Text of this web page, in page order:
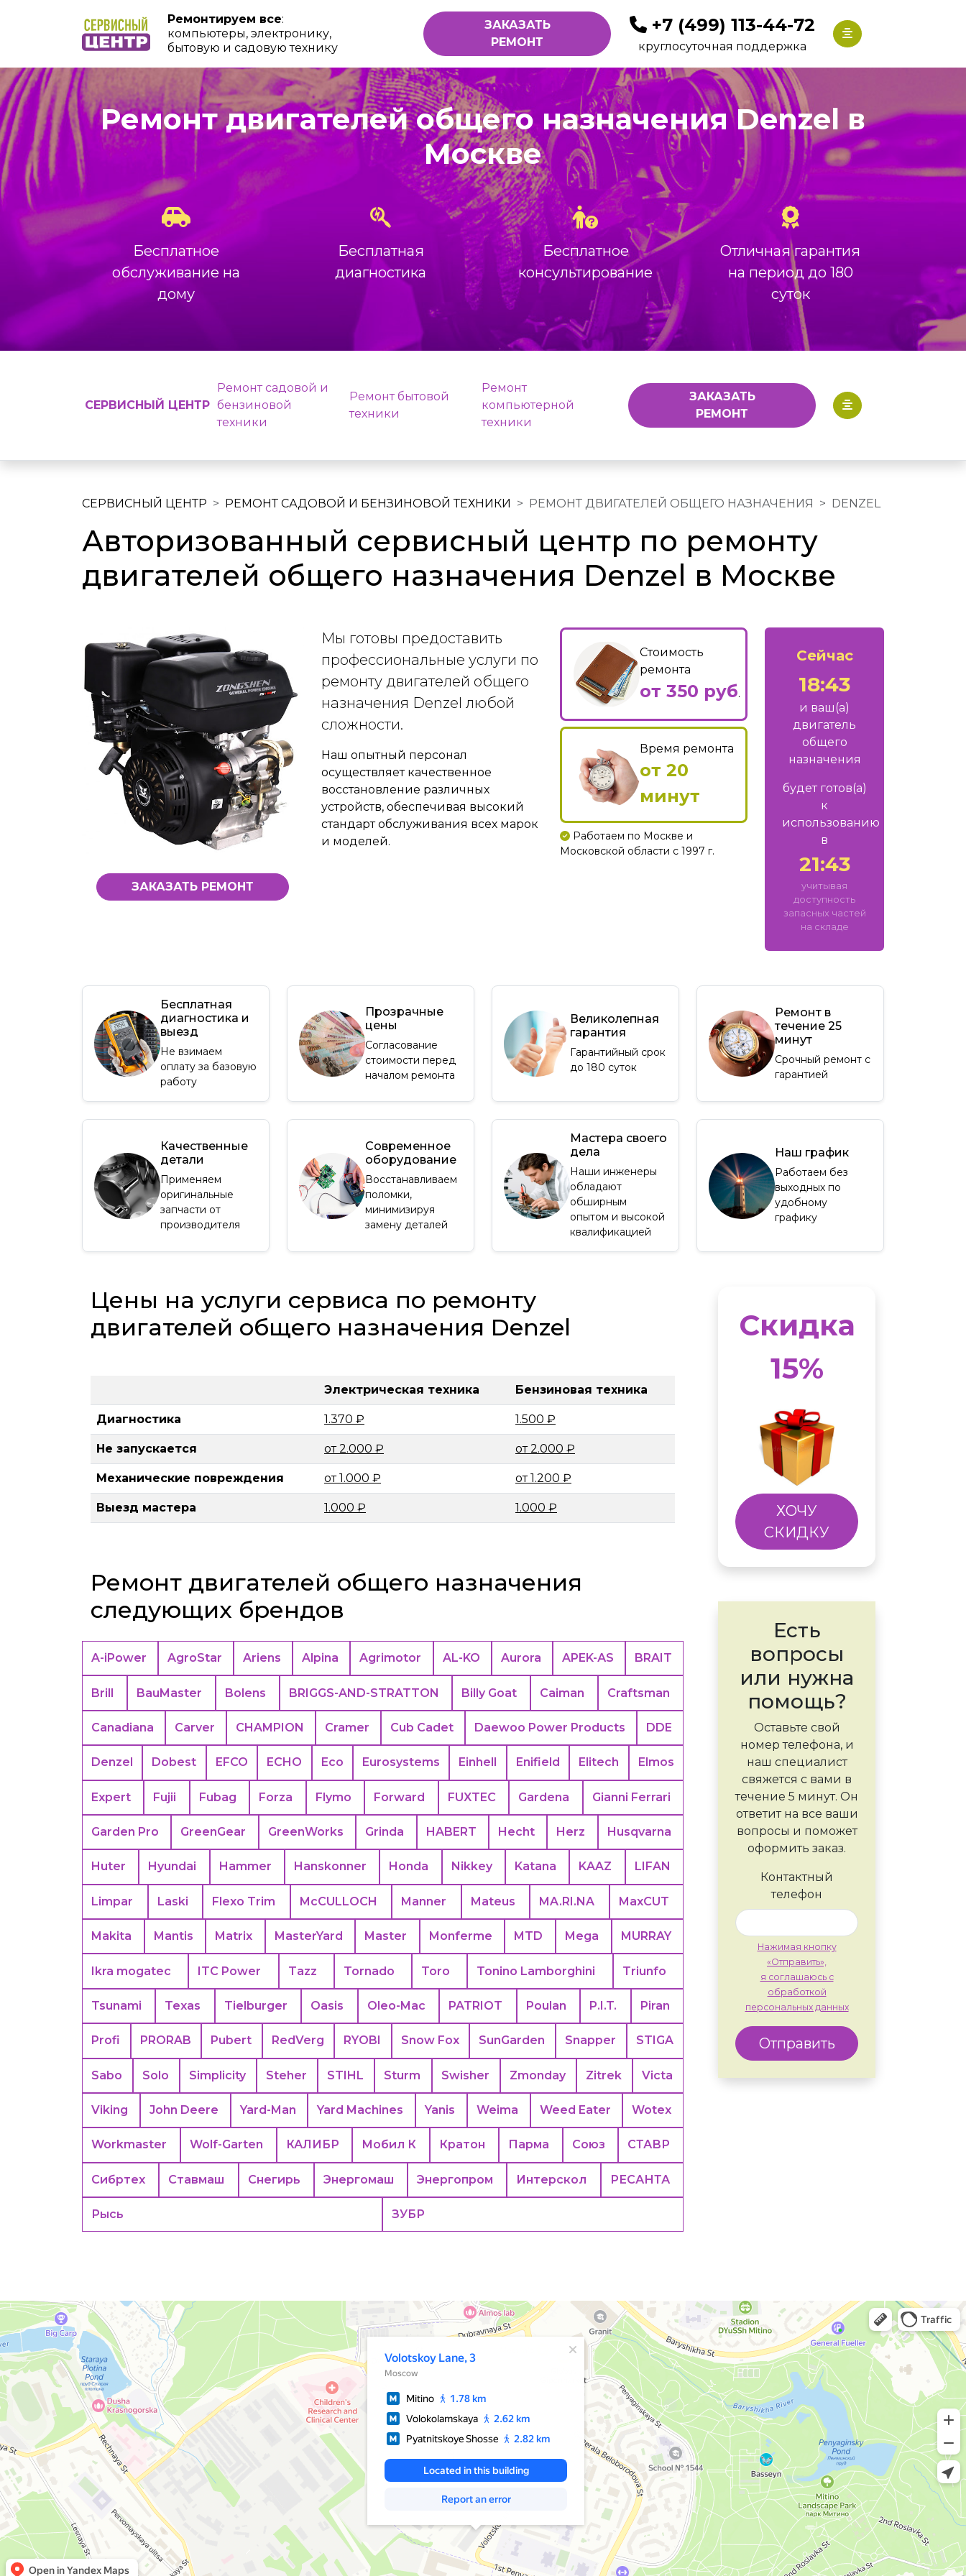
Ремонтируем все:
компьютеры, электронику,
бытовую и садовую технику
ЗАКАЗАТЬ
РЕМОНТ
+7 (499) 113-44-72
круглосуточная поддержка
Ремонт двигателей общего назначения Denzel в
Москве
Бесплатное
обслуживание на
дому
Бесплатная
диагностика
Бесплатное
консультирование
Отличная гарантия
на период до 180
суток
СЕРВИСНЫЙ ЦЕНТР
Ремонт садовой и
бензиновой
техники
Ремонт бытовой
техники
Ремонт
компьютерной
техники
ЗАКАЗАТЬ
РЕМОНТ
СЕРВИСНЫЙ ЦЕНТР РЕМОНТ САДОВОЙ И БЕНЗИНОВОЙ ТЕХНИКИ РЕМОНТ ДВИГАТЕЛЕЙ ОБЩЕГО НАЗНАЧЕНИЯ DENZEL
Авторизованный сервисный центр по ремонту
двигателей общего назначения Denzel в Москве
ЗАКАЗАТЬ РЕМОНТ
Мы готовы предоставить
профессиональные услуги по
ремонту двигателей общего
назначения Denzel любой
сложности.
Наш опытный персонал
осуществляет качественное
восстановление различных
устройств, обеспечивая высокий
стандарт обслуживания всех марок
и моделей.
Стоимость
ремонта
от 350 руб.
Время ремонта
от 20
минут
Работаем по Москве и
Московской области с 1997 г.
Сейчас
18:43
и ваш(а)
двигатель
общего
назначения
будет готов(а)
к
использованию
в
21:43
учитывая
доступность
запасных частей
на складе
Бесплатная
диагностика и
выезд
Не взимаем
оплату за базовую
работу
Прозрачные
цены
Согласование
стоимости перед
началом ремонта
Великолепная
гарантия
Гарантийный срок
до 180 суток
Ремонт в
течение 25
минут
Срочный ремонт с
гарантией
Качественные
детали
Применяем
оригинальные
запчасти от
производителя
Современное
оборудование
Восстанавливаем
поломки,
минимизируя
замену деталей
Мастера своего
дела
Наши инженеры
обладают
обширным
опытом и высокой
квалификацией
Наш график
Работаем без
выходных по
удобному
графику
Цены на услуги сервиса по ремонту
двигателей общего назначения Denzel
Электрическая техника Бензиновая техника
Диагностика 1.370 ₽ 1.500 ₽
Не запускается от 2.000 ₽ от 2.000 ₽
Механические повреждения от 1.000 ₽ от 1.200 ₽
Выезд мастера 1.000 ₽ 1.000 ₽
Ремонт двигателей общего назначения
следующих брендов
A-iPower AgroStar Ariens Alpina Agrimotor AL-KO Aurora APEK-АS BRAIT
Brill BauMaster Bolens BRIGGS-AND-STRATTON Billy Goat Caiman Craftsman
Canadiana Carver CHAMPION Cramer Cub Cadet Daewoo Power Products DDE
Denzel Dobest EFCO ECHO Eco Eurosystems Einhell Enifield Elitech Elmos
Expert Fujii Fubag Forza Flymo Forward FUXTEC Gardena Gianni Ferrari
Garden Pro GreenGear GreenWorks Grinda HABERT Hecht Herz Husqvarna
Huter Hyundai Hammer Hanskonner Honda Nikkey Katana KAAZ LIFAN
Limpar Laski Flexo Trim McCULLOCH Manner Mateus MA.RI.NA MaxCUT
Makita Mantis Matrix MasterYard Master Monferme MTD Mega MURRAY
Ikra mogatec ITC Power Tazz Tornado Toro Tonino Lamborghini Triunfo
Tsunami Texas Tielburger Oasis Oleo-Mac PATRIOT Poulan P.I.T. Piran
Profi PRORAB Pubert RedVerg RYOBI Snow Fox SunGarden Snapper STIGA
Sabo Solo Simplicity Steher STIHL Sturm Swisher Zmonday Zitrek Victa
Viking John Deere Yard-Man Yard Machines Yanis Weima Weed Eater Wotex
Workmaster Wolf-Garten КАЛИБР Мобил К Кратон Парма Союз СТАВР
Сибртех Ставмаш Снегирь Энергомаш Энергопром Интерскол РЕСАНТА
Рысь ЗУБР
Скидка
15%
ХОЧУ
СКИДКУ
Есть
вопросы
или нужна
помощь?
Оставьте свой
номер телефона, и
наш специалист
свяжется с вами в
течение 5 минут. Он
ответит на все ваши
вопросы и поможет
оформить заказ.
Контактный
телефон
Нажимая кнопку
«Отправить»,
я соглашаюсь с
обработкой
персональных данных
Отправить
Москва
Яндекс Карты — транспорт, навигация, поиск мест